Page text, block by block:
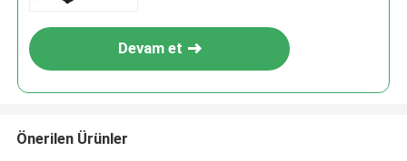
Devam et
Önerilen Ürünler